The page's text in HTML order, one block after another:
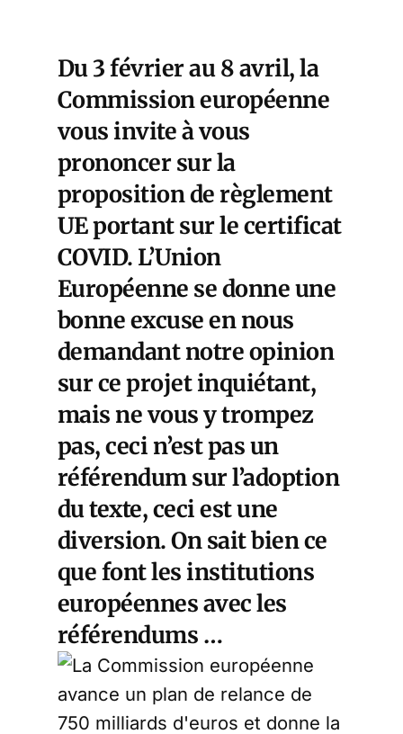
Du 3 février au 8 avril, la
Commission européenne
vous invite à vous
prononcer sur la
proposition de règlement
UE portant sur le certificat
COVID. L’Union
Européenne se donne une
bonne excuse en nous
demandant notre opinion
sur ce projet inquiétant,
mais ne vous y trompez
pas, ceci n’est pas un
référendum sur l’adoption
du texte, ceci est une
diversion. On sait bien ce
que font les institutions
européennes avec les
référendums …